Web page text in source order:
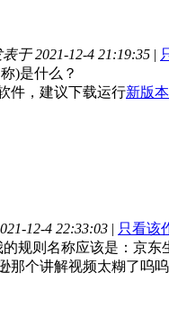
表于 2021-12-4 21:19:35 |
)是什么？
件，建议下载运行新版
12-4 22:33:03 | 只看该
规则名称应该是：京东
那个讲解视频太糊了呜